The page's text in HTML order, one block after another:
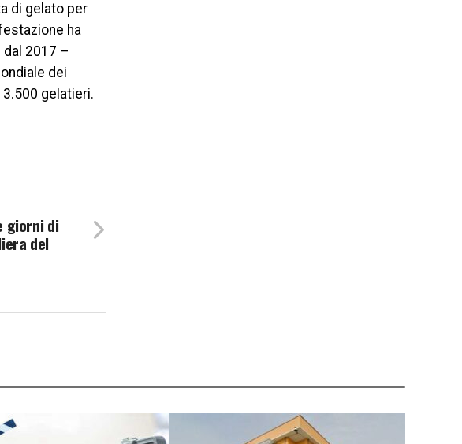
di gelato per
ha
dal 2017 –
dei
gelatieri.
giorni di
del